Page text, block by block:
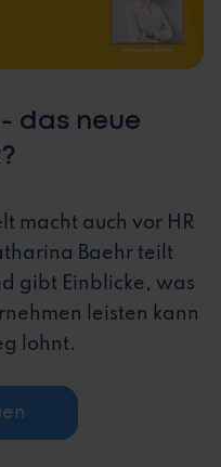
das neue
macht auch vor HR
Baehr teilt
gibt Einblicke, was
leisten kann
lohnt.